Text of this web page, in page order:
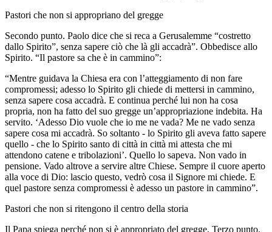
Pastori che non si appropriano del gregge
Secondo punto. Paolo dice che si reca a Gerusalemme “costretto
dallo Spirito”, senza sapere ciò che là gli accadrà”. Obbedisce allo
Spirito. “Il pastore sa che è in cammino”:
“Mentre guidava la Chiesa era con l’atteggiamento di non fare
compromessi; adesso lo Spirito gli chiede di mettersi in cammino,
senza sapere cosa accadrà. E continua perché lui non ha cosa
propria, non ha fatto del suo gregge un’appropriazione indebita. Ha
servito. ‘Adesso Dio vuole che io me ne vada? Me ne vado senza
sapere cosa mi accadrà. So soltanto - lo Spirito gli aveva fatto sapere
quello - che lo Spirito santo di città in città mi attesta che mi
attendono catene e tribolazioni’. Quello lo sapeva. Non vado in
pensione. Vado altrove a servire altre Chiese. Sempre il cuore aperto
alla voce di Dio: lascio questo, vedrò cosa il Signore mi chiede. E
quel pastore senza compromessi è adesso un pastore in cammino”.
Pastori che non si ritengono il centro della storia
Il Papa spiega perché non si è appropriato del gregge. Terzo punto.